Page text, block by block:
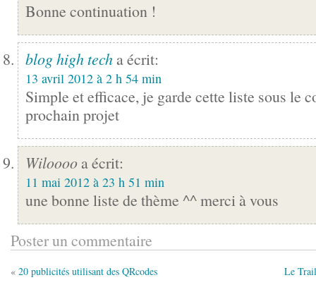
Bonne continuation !
blog high tech a écrit:
13 avril 2012 à 2 h 54 min
Simple et efficace, je garde cette liste sous le
prochain projet
Wiloooo a écrit:
11 mai 2012 à 23 h 51 min
une bonne liste de thème ^^ merci à vous
Poster un commentaire
« 20 publicités utilisant des QRcodes Le